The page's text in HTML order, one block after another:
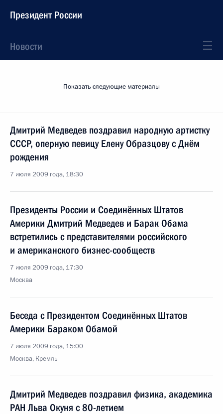
Президент России
Новости
Показать следующие материалы
Дмитрий Медведев поздравил народную артистку
СССР, оперную певицу Елену Образцову с Днём
рождения
7 июля 2009 года, 18:30
Президенты России и Соединённых Штатов
Америки Дмитрий Медведев и Барак Обама
встретились с представителями российского
и американского бизнес-сообществ
7 июля 2009 года, 17:30
Москва
Беседа с Президентом Соединённых Штатов
Америки Бараком Обамой
7 июля 2009 года, 15:00
Москва, Кремль
Дмитрий Медведев поздравил физика, академика
РАН Льва Окуня с 80-летием